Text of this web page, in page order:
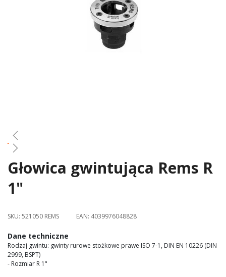
Skip
of
images
gallery
Głowica gwintująca Rems R
1"
SKU: 521050 REMS EAN: 4039976048828
Dane techniczne
Rodzaj gwintu: gwinty rurowe stożkowe prawe ISO 7-1, DIN EN 10226 (DIN
2999, BSPT)
- Rozmiar R 1"